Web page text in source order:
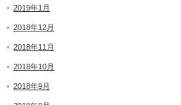
2019年1月
2018年12月
2018年11月
2018年10月
2018年9月